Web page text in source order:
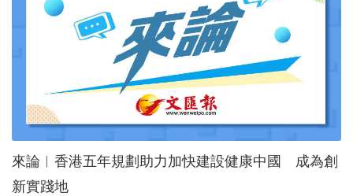
來論︱香港五年規劃助力加快建設健康中國 成為創
新實踐地